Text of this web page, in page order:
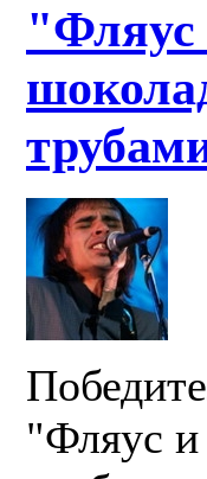
"Фляус
"Фляус